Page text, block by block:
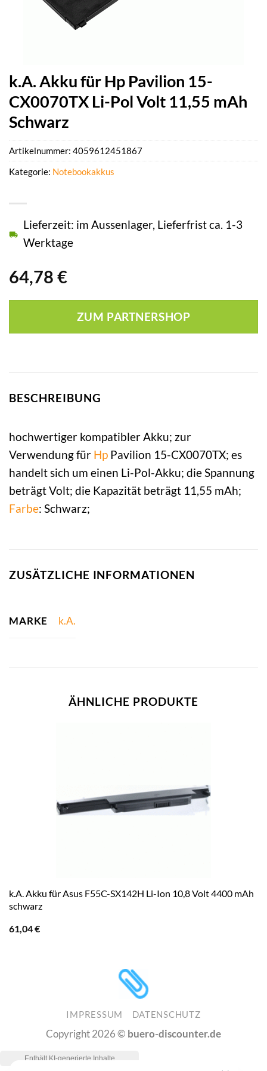
k.A. Akku für Hp Pavilion 15-
CX0070TX Li-Pol Volt 11,55 mAh
Schwarz
64,78 €
Lieferzeit: im Aussenlager, Lieferfrist ca. 1-3
Werktage
ZUM PARTNERSHOP
Artikelnummer: 4059612451867
Kategorie: Notebookakkus
BESCHREIBUNG
hochwertiger kompatibler Akku; zur
Verwendung für Hp Pavilion 15-CX0070TX; es
handelt sich um einen Li-Pol-Akku; die Spannung
beträgt Volt; die Kapazität beträgt 11,55 mAh;
Farbe: Schwarz;
ZUSÄTZLICHE INFORMATIONEN
MARKE k.A.
ÄHNLICHE PRODUKTE
k.A. Akku für Asus F55C-SX142H Li-Ion 10,8 Volt 4400 mAh
schwarz
61,04€
IMPRESSUM DATENSCHUTZ
Copyright 2026 © buero-discounter.de